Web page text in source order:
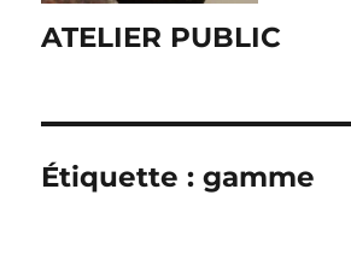
ATELIER PUBLIC
Étiquette :gamme